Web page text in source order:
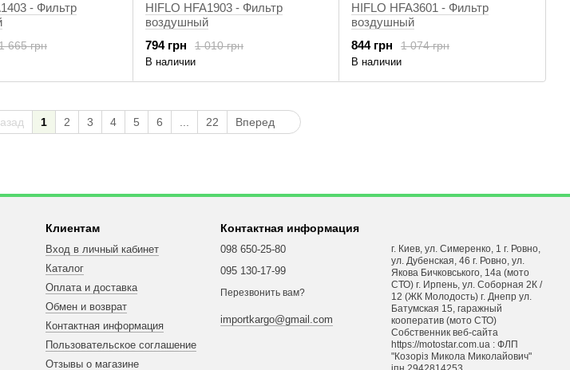
- Фильтр
665 грн
HIFLO HFA1903 - Фильтр
воздушный
1 010 грн
794 грн
В наличии
HIFLO HFA3601 - Фильтр
воздушный
1 074 грн
844 грн
В наличии
1 2 3 4 5 6 ... 22 Вперед
Клиентам
Вход в личный кабинет
Каталог
Оплата и доставка
Обмен и возврат
Контактная информация
Пользовательское соглашение
Отзывы о магазине
Контактная информация
098 650-25-80
095 130-17-99
Перезвонить вам?
importkargo@gmail.com
г. Киев, ул. Симеренко, 1 г. Ровно,
ул. Дубенская, 46 г. Ровно, ул.
Якова Бичковського, 14а (мото
СТО) г. Ирпень, ул. Соборная 2К /
12 (ЖК Молодость) г. Днепр ул.
Батумская 15, гаражный
кооператив (мото СТО)
Собственник веб-сайта
https://motostar.com.ua : ФЛП
"Козоріз Микола Миколайович"